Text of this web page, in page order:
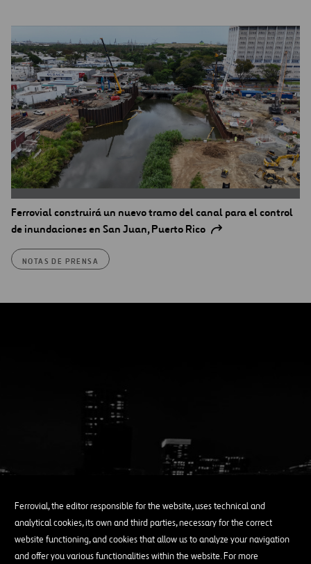
Ferrovial, the editor responsible for the website, uses technical and
analytical cookies, its own and third parties, necessary for the correct
website functioning, and cookies that allow us to analyze your navigation
and offer you various functionalities within the website. For more
Ferrovial construirá un nuevo tramo del canal para el control
de inundaciones en San Juan, Puerto Rico
NOTAS DE PRENSA